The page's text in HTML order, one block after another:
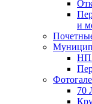
и
70